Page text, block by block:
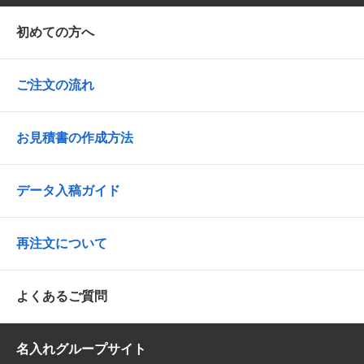
初めての方へ
ご注文の流れ
お見積書の作成方法
データ入稿ガイド
再注文について
よくあるご質問
名入れグループサイト